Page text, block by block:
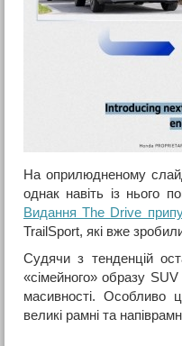
На оприлюдненому
однак навіть із нього
Видання The Drive
TrailSport, які вже
Судячи з тенденцій
«сімейного» образу
масивності. Особливо
великі рамні та